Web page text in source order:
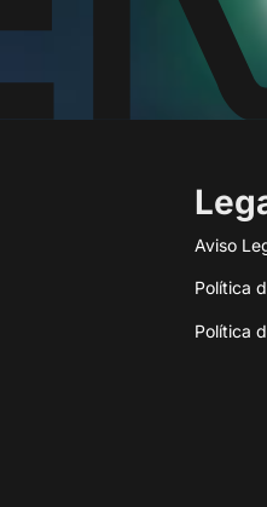
Aviso
Política
Política